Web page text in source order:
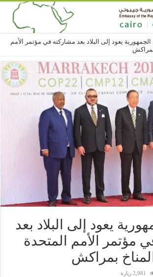
يعود إلى البلاد بعد مشاركته في مؤتمر الأمم
بمراكش
يعود إلى البلاد بعد
مؤتمر الأمم المتحدة
بمراكش
2,981 زيارة